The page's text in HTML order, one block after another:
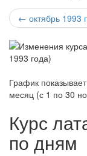
← октябрь 1993
График
месяц (с 1 по 30
Курс
по дням